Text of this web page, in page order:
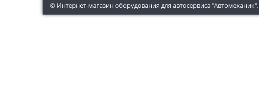
© Интернет-магазин оборудования для автосервиса "Автомеханик",